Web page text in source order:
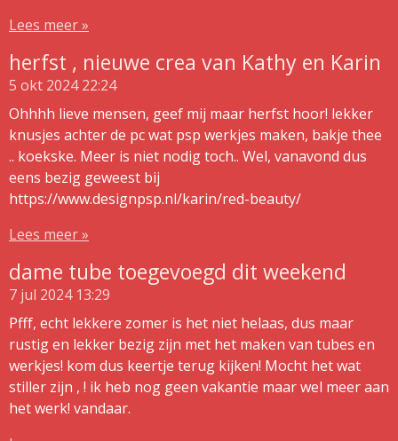
Lees meer »
herfst , nieuwe crea van Kathy en Karin
5 okt 2024 22:24
Ohhhh lieve mensen, geef mij maar herfst hoor! lekker
knusjes achter de pc wat psp werkjes maken, bakje thee
.. koekske. Meer is niet nodig toch.. Wel, vanavond dus
eens bezig geweest bij
https://www.designpsp.nl/karin/red-beauty/
Lees meer »
dame tube toegevoegd dit weekend
7 jul 2024 13:29
Pfff, echt lekkere zomer is het niet helaas, dus maar
rustig en lekker bezig zijn met het maken van tubes en
werkjes! kom dus keertje terug kijken! Mocht het wat
stiller zijn , ! ik heb nog geen vakantie maar wel meer aan
het werk! vandaar.